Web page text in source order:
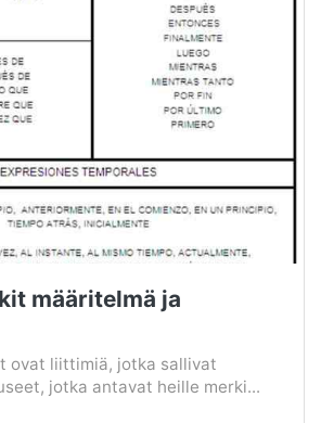
määritelmä ja
ovat liittimiä, jotka sallivat
jotka antavat heille merki...